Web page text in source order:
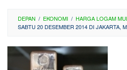
DEPAN / EKONOMI / HARGA LOGAM
SABTU 20 DESEMBER 2014 DI JAKARTA,